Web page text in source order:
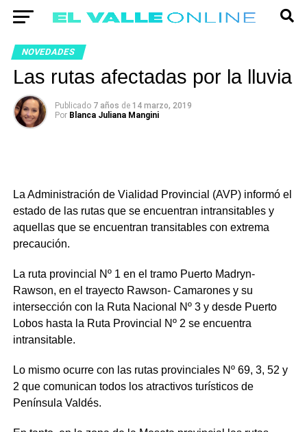
NOVEDADES
Las rutas afectadas por la lluvia
Publicado 7 años de 14 marzo, 2019
Por Blanca Juliana Mangini
La Administración de Vialidad Provincial (AVP) informó el
estado de las rutas que se encuentran intransitables y
aquellas que se encuentran transitables con extrema
precaución.
La ruta provincial Nº 1 en el tramo Puerto Madryn-
Rawson, en el trayecto Rawson- Camarones y su
intersección con la Ruta Nacional Nº 3 y desde Puerto
Lobos hasta la Ruta Provincial Nº 2 se encuentra
intransitable.
Lo mismo ocurre con las rutas provinciales Nº 69, 3, 52 y
2 que comunican todos los atractivos turísticos de
Península Valdés.